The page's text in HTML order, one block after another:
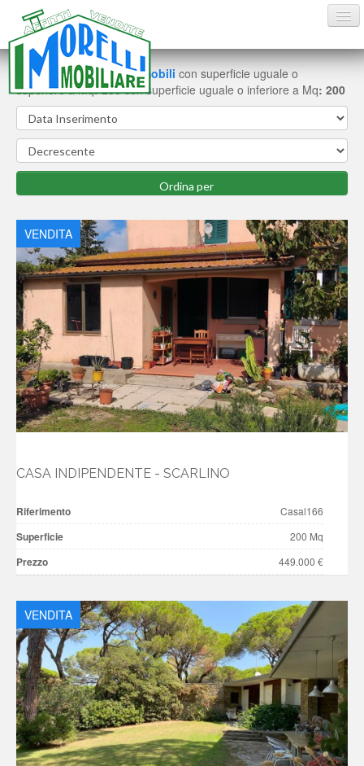
HOME
AFFITTI ESTIVI
CONTATTI
Trovate 4schede di immobili con superficie uguale o
superiore a Mq: 200con superficie uguale o inferiore a Mq: 200
VENDITA
CASA INDIPENDENTE - SCARLINO
Riferimento Casal166
Superficie 200 Mq
Prezzo 449.000 €
VENDITA